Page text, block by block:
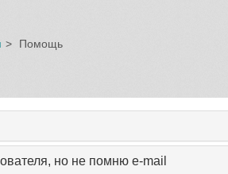
Помощь
но не помню e-mail